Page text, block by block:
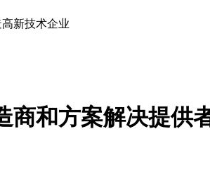
新技术企业
商和方案解决提供